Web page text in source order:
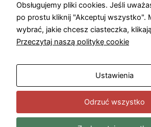
Obsługujemy pliki cookies. Jeśli
po prostu kliknij "Akceptuj wszystko".
wybrać, jakie chcesz ciasteczka,
Przeczytaj naszą politykę cookie
Ustawienia
Odrzuć wszystko
do
strony
i
strony